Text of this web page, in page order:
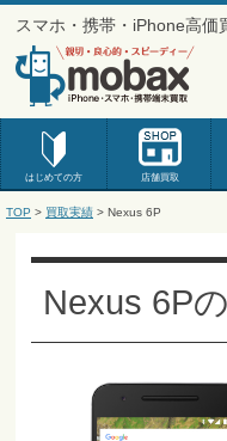
スマホ・携帯・iPhone高
はじめての方 店舗買取
TOP > 買取実績 > Nexus 6P
Nexus 6P